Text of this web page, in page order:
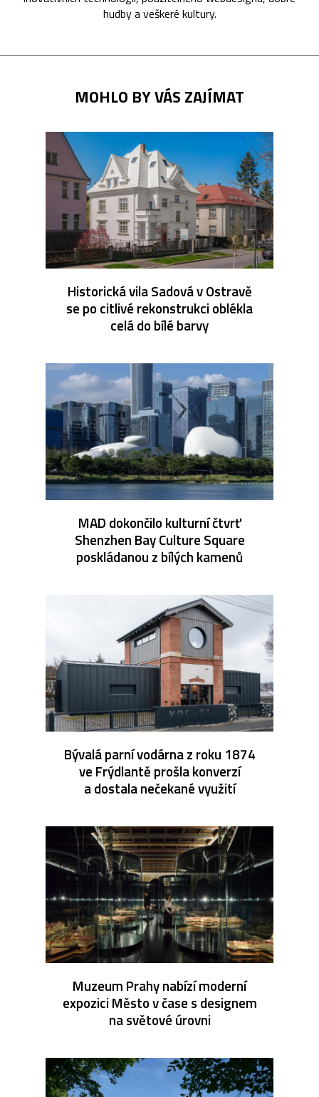
hudby a veškeré kultury.
MOHLO BY VÁS ZAJÍMAT
Historická vila Sadová v Ostravě
se po citlivé rekonstrukci oblékla
celá do bílé barvy
MAD dokončilo kulturní čtvrť
Shenzhen Bay Culture Square
poskládanou z bílých kamenů
Bývalá parní vodárna z roku 1874
ve Frýdlantě prošla konverzí
a dostala nečekané využití
Muzeum Prahy nabízí moderní
expozici Město v čase s designem
na světové úrovni